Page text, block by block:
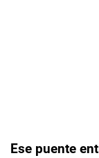
Ese puente